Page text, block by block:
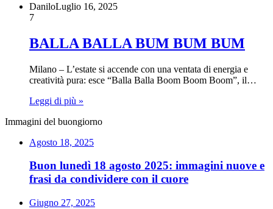
DaniloLuglio 16, 2025
7
BALLA BALLA BUM BUM BUM
Milano – L’estate si accende con una ventata di energia e
creatività pura: esce “Balla Balla Boom Boom Boom”, il…
Leggi di più »
Immagini del buongiorno
Agosto 18, 2025
Buon lunedì 18 agosto 2025: immagini nuove e
frasi da condividere con il cuore
Giugno 27, 2025